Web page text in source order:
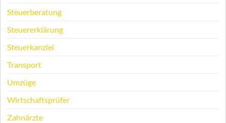
Steuerberatung
Steuererklärung
Steuerkanzlei
Transport
Umzüge
Wirtschaftsprüfer
Zahnärzte